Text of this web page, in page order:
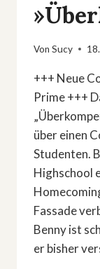
Von Sucy
+++ Neue
Prime +++
über einen
Studenten.
Highschool
Fassade
Benny ist
er bisher